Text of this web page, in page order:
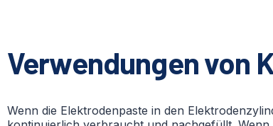
Verwendungen von
Wenn die Elektrodenpaste in den